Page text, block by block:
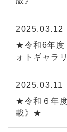
2025.03.12
★令和6年度
ォトギャラ
2025.03.11
★令和６年
載》★